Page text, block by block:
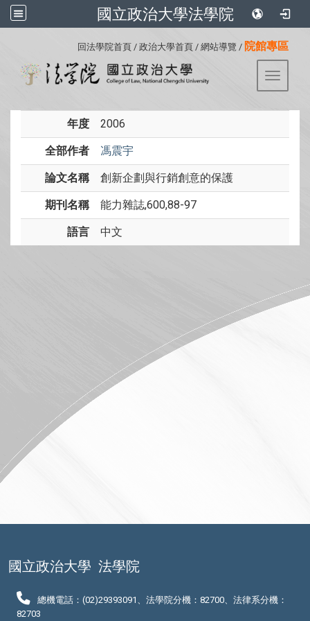
國立政治大學法學院
回法學院首頁 / 政治大學首頁 / 網站導覽 / 院館專區
Toggle
年度 2006
全部作者 馮震宇
論文名稱 創新企劃與行銷創意的保護
期刊名稱 能力雜誌,600,88-97
語言 中文
國立政治大學 法學院
總機電話：(02)29393091、法學院分機：82700、法律系分機：
82703